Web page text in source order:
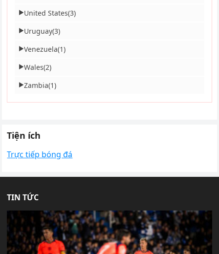
▶United States(3)
▶Uruguay(3)
▶Venezuela(1)
▶Wales(2)
▶Zambia(1)
Tiện ích
Trực tiếp bóng đá
TIN TỨC